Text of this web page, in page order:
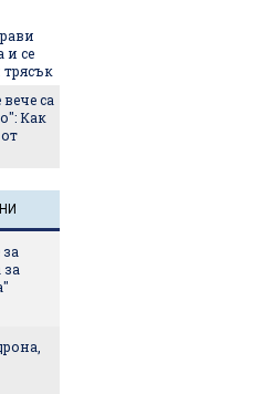
и се
са
Как